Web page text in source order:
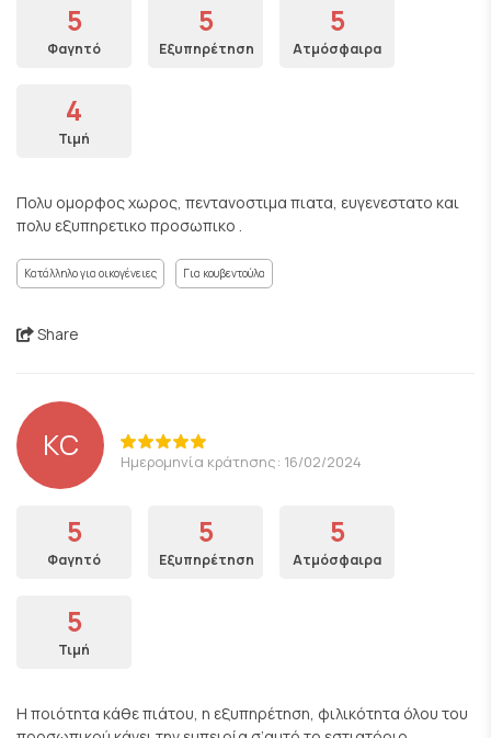
5
Φαγητό
5
Εξυπηρέτηση
5
Ατμόσφαιρα
4
Τιμή
Πολυ ομορφος χωρος, πεντανοστιμα πιατα, ευγενεστατο και
πολυ εξυπηρετικο προσωπικο .
Κατάλληλο για οικογένειες Για κουβεντούλα
Share
KC Ημερομηνία κράτησης: 16/02/2024
5
Φαγητό
5
Εξυπηρέτηση
5
Ατμόσφαιρα
5
Τιμή
Η ποιότητα κάθε πιάτου, η εξυπηρέτηση, φιλικότητα όλου του